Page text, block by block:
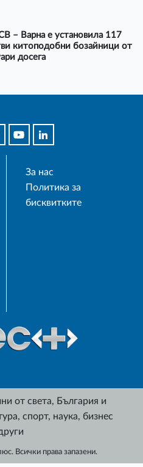
– Варна е установила 117
китоподобни бозайници от
досега
За нас
Политика за
бисквитките
от света, България и
спорт, наука, бизнес
Всички права запазени.